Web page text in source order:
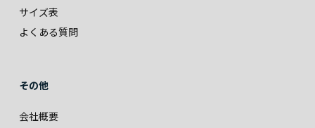
サイズ表
よくある質問
その他
会社概要